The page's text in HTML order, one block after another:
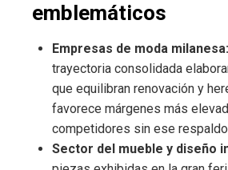
emblemáticos
Empresas de moda milanesa:
trayectoria consolidada
que equilibran renovación y
favorece márgenes más
competidores sin ese
Sector del mueble y diseño